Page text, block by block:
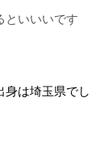
といいいです
身は埼玉県でし